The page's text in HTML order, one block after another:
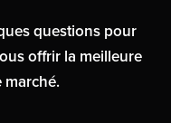
questions pour
offrir la meilleure